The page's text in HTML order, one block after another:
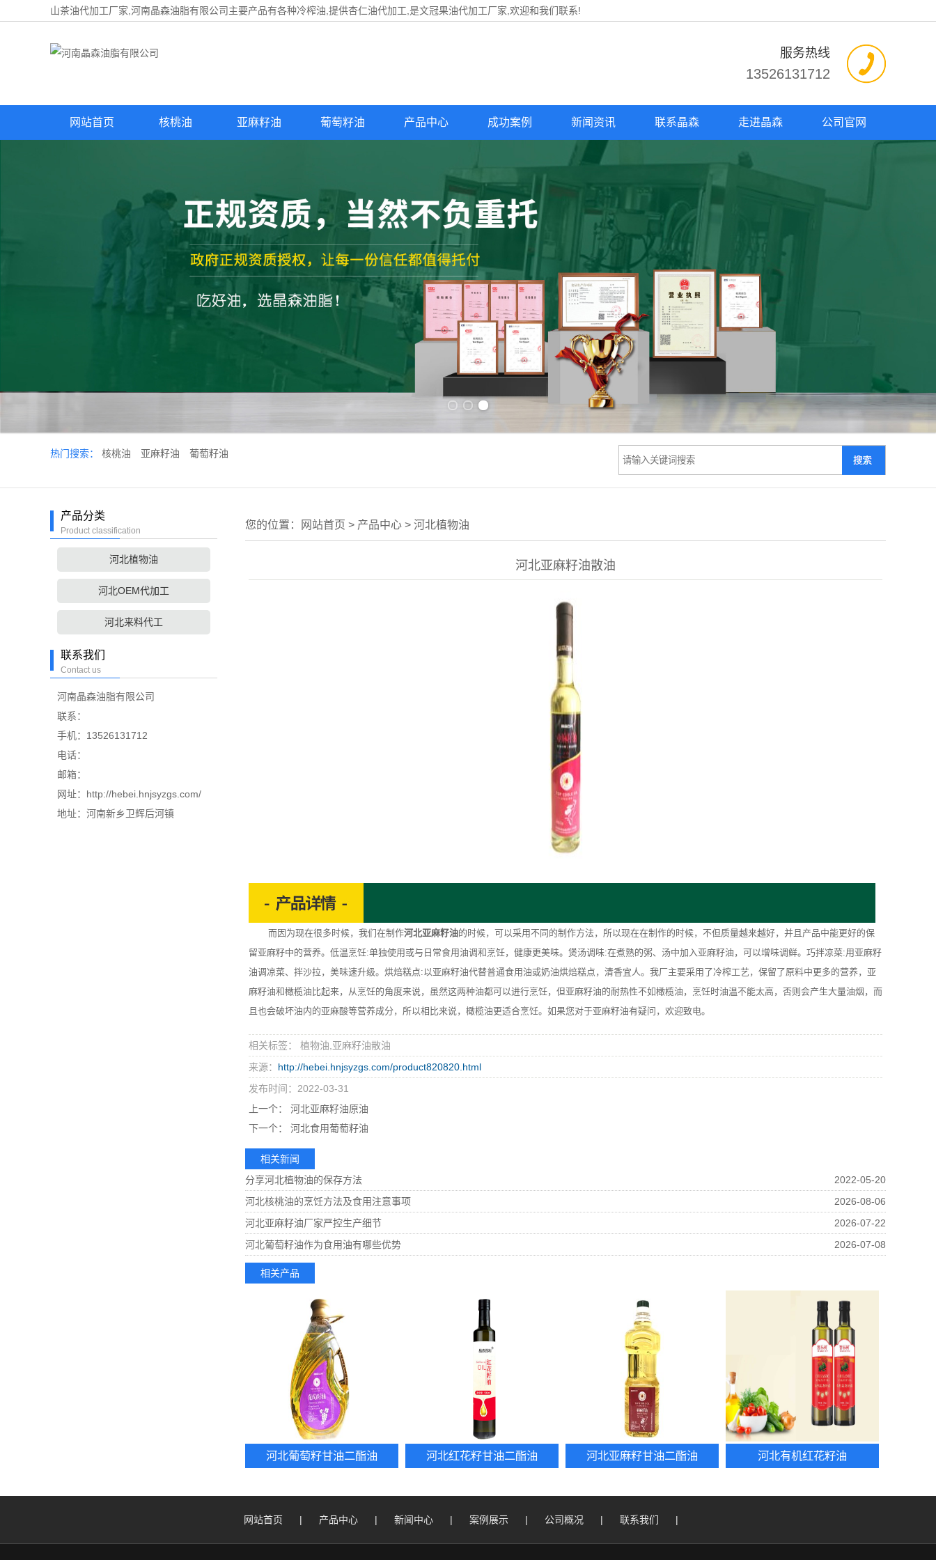
山茶油代加工厂家,河南晶森油脂有限公司主要产品有各种冷榨油,提供杏仁油代加工 ,是文冠果油代加工厂家,欢迎和我们联系!
服务热线
13526131712
网站首页 核桃油 亚麻籽油 葡萄籽油 产品中心 成功案例 新闻资讯 联系晶森 走进晶森 公司官网
热门搜索： 核桃油 亚麻籽油 葡萄籽油
产品分类
Product classification
河北植物油
河北OEM代加工
河北来料代工
联系我们
Contact us
河南晶森油脂有限公司
联系：
手机：13526131712
电话：
邮箱：
网址：http://hebei.hnjsyzgs.com/
地址：河南新乡卫辉后河镇
您的位置： 网站首页 > 产品中心 > 河北植物油
河北亚麻籽油散油
而因为现在很多时候，我们在制作河北亚麻籽油的时候，可以采用不同的制作方法，所以现在在制作的时候，不但质量越来越好，并且产品中能更好的保
留亚麻籽中的营养。低温烹饪:单独使用或与日常食用油调和烹饪，健康更美味。煲汤调味:在煮熟的粥、汤中加入亚麻籽油，可以增味调鲜。巧拌凉菜:用亚麻籽
油调凉菜、拌沙拉，美味速升级。烘焙糕点:以亚麻籽油代替普通食用油或奶油烘焙糕点，清香宜人。我厂主要采用了冷榨工艺，保留了原料中更多的营养，亚
麻籽油和橄榄油比起来，从烹饪的角度来说，虽然这两种油都可以进行烹饪，但亚麻籽油的耐热性不如橄榄油，烹饪时油温不能太高，否则会产生大量油烟，而
且也会破坏油内的亚麻酸等营养成分，所以相比来说，橄榄油更适合烹饪。如果您对于亚麻籽油有疑问，欢迎致电。
相关标签： 植物油,亚麻籽油散油
来源： http://hebei.hnjsyzgs.com/product820820.html
发布时间：2022-03-31
上一个：
河北亚麻籽油原油
下一个：
河北食用葡萄籽油
相关新闻
分享河北植物油的保存方法
2022-05-20
河北核桃油的烹饪方法及食用注意事项
2026-08-06
河北亚麻籽油厂家严控生产细节
2026-07-22
河北葡萄籽油作为食用油有哪些优势
2026-07-08
相关产品
河北葡萄籽甘油二酯油 河北红花籽甘油二酯油 河北亚麻籽甘油二酯油 河北有机红花籽油
网站首页 | 产品中心 | 新闻中心 | 案例展示 | 公司概况 | 联系我们 |